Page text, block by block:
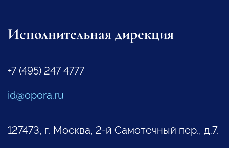
Исполнительная дирекция
+7 (495) 247 4777
id@opora.ru
127473, г. Москва, 2-й Самотечный пер., д.7.